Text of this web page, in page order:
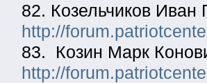
82. Козельчиков
http://
83. Козин Марк
http://